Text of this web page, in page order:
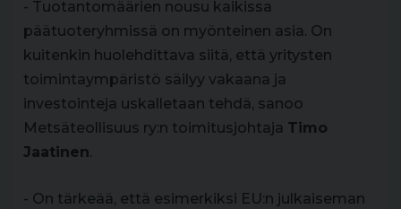
- Tuotantomäärien nousu kaikissa
päätuoteryhmissä on myönteinen asia. On
kuitenkin huolehdittava siitä, että yritysten
toimintaympäristö säilyy vakaana ja
investointeja uskalletaan tehdä, sanoo
Metsäteollisuus ry:n toimitusjohtaja Timo
Jaatinen.
- On tärkeää, että esimerkiksi EU:n julkaiseman